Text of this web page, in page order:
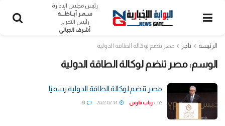
رئيس مجلس الإدارة
ســمـر أبــاظــــة
رئيس التحرير
أشرف الجبالي
الرئيسة تاجز مصر تنضم لوكالة الطاقة الدولية
الوسم:مصر تنضم لوكالة الطاقة الدولية
مصر تنضم لوكالة الطاقة الدولية رسميًا
كتب رباب فارس 0